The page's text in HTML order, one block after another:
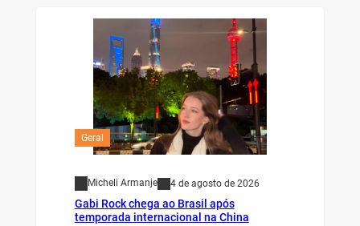
Geral
Micheli Armanje 4 de agosto de 2026
Gabi Rock chega ao Brasil após
temporada internacional na China